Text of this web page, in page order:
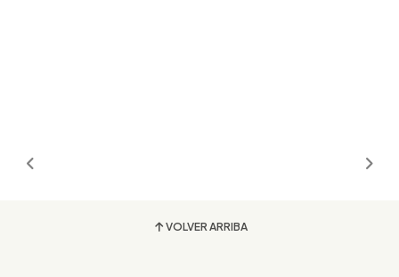
VOLVER ARRIBA